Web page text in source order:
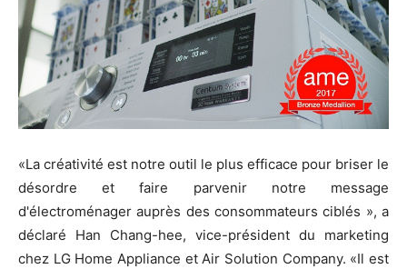
«La créativité est notre outil le plus efficace pour briser le
désordre et faire parvenir notre message
d'électroménager auprès des consommateurs ciblés », a
déclaré Han Chang-hee, vice-président du marketing
chez LG Home Appliance et Air Solution Company. «Il est